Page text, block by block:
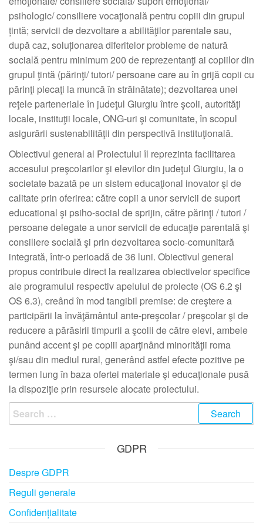
psihologic/ consiliere vocaţională pentru copiii din grupul
țintă; servicii de dezvoltare a abilităţilor parentale sau,
după caz, soluționarea diferitelor probleme de natură
socială pentru minimum 200 de reprezentanţi ai copiilor din
grupul ţintă (părinţi/ tutori/ persoane care au în grijă copii cu
părinţi plecaţi la muncă în străinătate); dezvoltarea unei
reţele parteneriale în judeţul Giurgiu între şcoli, autorităţi
locale, instituţii locale, ONG-uri şi comunitate, în scopul
asigurării sustenabilităţii din perspectivă instituţională.
Obiectivul general al Proiectului îl reprezinta facilitarea
accesului preşcolarilor şi elevilor din judeţul Giurgiu, la o
societate bazată pe un sistem educaţional inovator şi de
calitate prin oferirea: către copii a unor servicii de suport
educational şi psiho-social de sprijin, către părinţi / tutori /
persoane delegate a unor servicii de educaţie parentală şi
consiliere socială şi prin dezvoltarea socio-comunitară
integrată, într-o perioadă de 36 luni. Obiectivul general
propus contribuie direct la realizarea obiectivelor specifice
ale programului respectiv apelului de proiecte (OS 6.2 şi
OS 6.3), creând în mod tangibil premise: de creştere a
participării la învăţământul ante-preşcolar / preşcolar şi de
reducere a părăsirii timpurii a şcolii de către elevi, ambele
punând accent şi pe copiii aparţinând minorităţii roma
şi/sau din mediul rural, generând astfel efecte pozitive pe
termen lung în baza ofertei materiale şi educaţionale pusă
la dispoziţie prin resursele alocate proiectului.
Search
for:
GDPR
Despre GDPR
Reguli generale
Confidențialitate